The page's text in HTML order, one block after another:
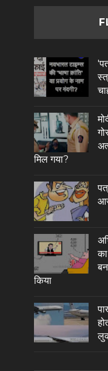
मिल गया?
किया